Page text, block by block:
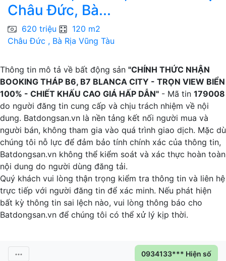
Châu Đức, Bà...
620 triệu
120 m2
Châu Đức , Bà Rịa Vũng Tàu
Thông tin mô tả về bất động sản "CHÍNH THỨC NHẬN
BOOKING THÁP B6, B7 BLANCA CITY - TRỌN VIEW BIỂN
100% - CHIẾT KHẤU CAO GIÁ HẤP DẪN" - Mã tin 179008
do người đăng tin cung cấp và chịu trách nhiệm về nội
dung. Batdongsan.vn là nền tảng kết nối người mua và
người bán, không tham gia vào quá trình giao dịch. Mặc dù
chúng tôi nỗ lực để đảm bảo tính chính xác của thông tin,
Batdongsan.vn không thể kiểm soát và xác thực hoàn toàn
nội dung do người dùng đăng tải.
Quý khách vui lòng thận trọng kiểm tra thông tin và liên hệ
trực tiếp với người đăng tin để xác minh. Nếu phát hiện
bất kỳ thông tin sai lệch nào, vui lòng thông báo cho
Batdongsan.vn để chúng tôi có thể xử lý kịp thời.
0934133*** Hiện số